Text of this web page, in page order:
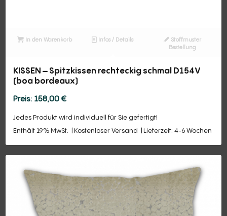
In den Warenkorb Infos / Details
Stoffmuster
Bestellung
KISSEN – Spitzkissen rechteckig schmal D154V
(boa bordeaux)
158,00€
Jedes Produkt wird individuell für Sie gefertigt!
Enthält 19% MwSt.
Kostenloser Versand Lieferzeit: 4-6 Wochen